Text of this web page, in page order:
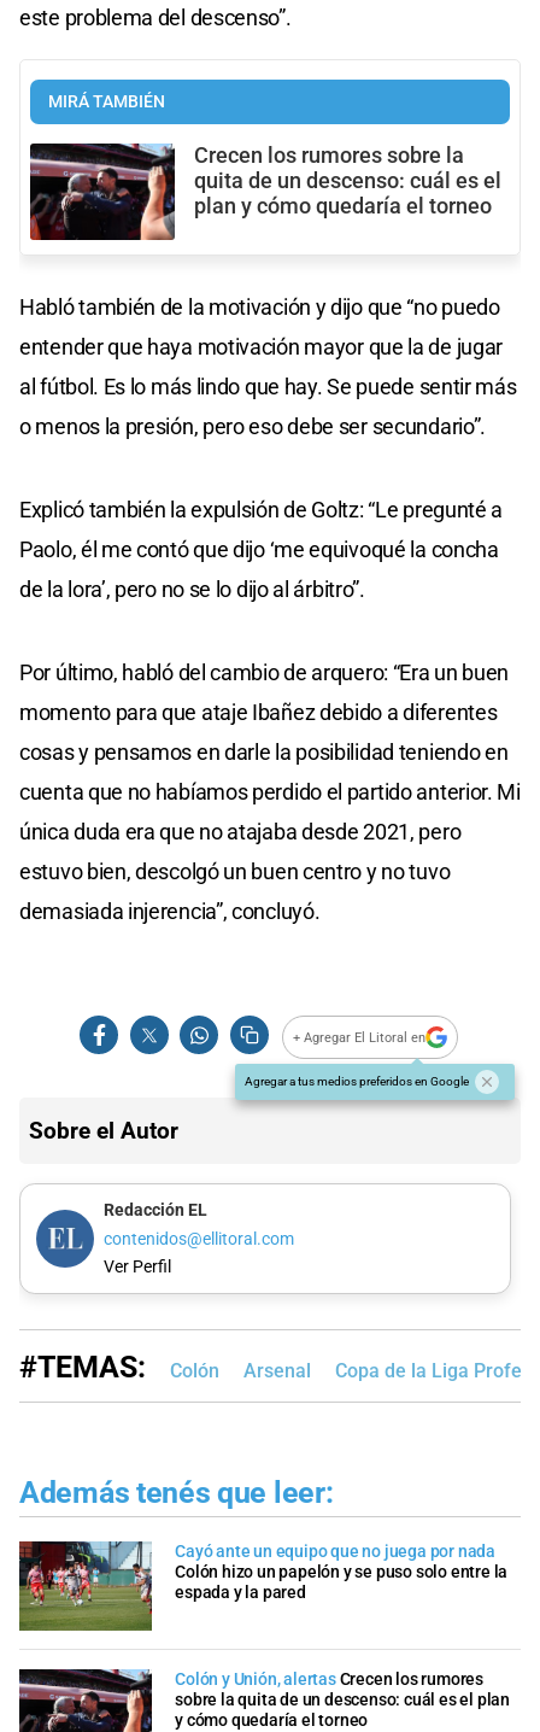
este problema del descenso”.
MIRÁ TAMBIÉN
Crecen los rumores sobre la
quita de un descenso: cuál es el
plan y cómo quedaría el torneo
Habló también de la motivación y dijo que “no puedo
entender que haya motivación mayor que la de jugar
al fútbol. Es lo más lindo que hay. Se puede sentir más
o menos la presión, pero eso debe ser secundario”.
Explicó también la expulsión de Goltz: “Le pregunté a
Paolo, él me contó que dijo ‘me equivoqué la concha
de la lora’, pero no se lo dijo al árbitro”.
Por último, habló del cambio de arquero: “Era un buen
momento para que ataje Ibañez debido a diferentes
cosas y pensamos en darle la posibilidad teniendo en
cuenta que no habíamos perdido el partido anterior. Mi
única duda era que no atajaba desde 2021, pero
estuvo bien, descolgó un buen centro y no tuvo
demasiada injerencia”, concluyó.
+ Agregar El Litoral en
Agregar a tus medios preferidos en Google
Sobre el Autor
Redacción EL
contenidos@ellitoral.com
Ver Perfil
#TEMAS: Colón Arsenal Copa de la Liga
Además tenés que leer:
Cayó ante un equipo que no juega por nada
Colón hizo un papelón y se puso solo entre la
espada y la pared
Colón y Unión, alertasCrecen los rumores
sobre la quita de un descenso: cuál es el plan
y cómo quedaría el torneo